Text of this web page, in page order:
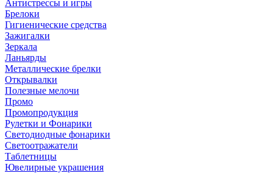
Антистрессы и игры
Брелоки
Гигиенические средства
Зажигалки
Зеркала
Ланьярды
Металлические брелки
Открывалки
Полезные мелочи
Промо
Промопродукция
Рулетки и Фонарики
Светодиодные фонарики
Светоотражатели
Таблетницы
Ювелирные украшения